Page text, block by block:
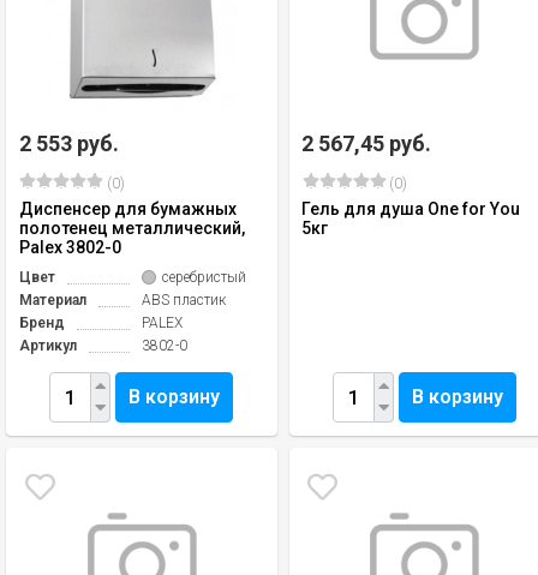
2 553 руб.
(0)
Диспенсер для бумажных
полотенец металлический,
Palex 3802-0
Цвет
серебристый
Материал
ABS пластик
Бренд
PALEX
Артикул
3802-0
В корзину
2 567,45 руб.
(0)
Гель для душа One for You
5кг
В корзину